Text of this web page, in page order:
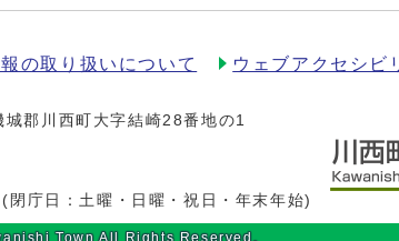
の取り扱いについて ウェブアクセシビ
城郡川西町大字結崎28番地の1
(閉庁日：土曜・日曜・祝日・年末年始)
Town All Rights Reserved.